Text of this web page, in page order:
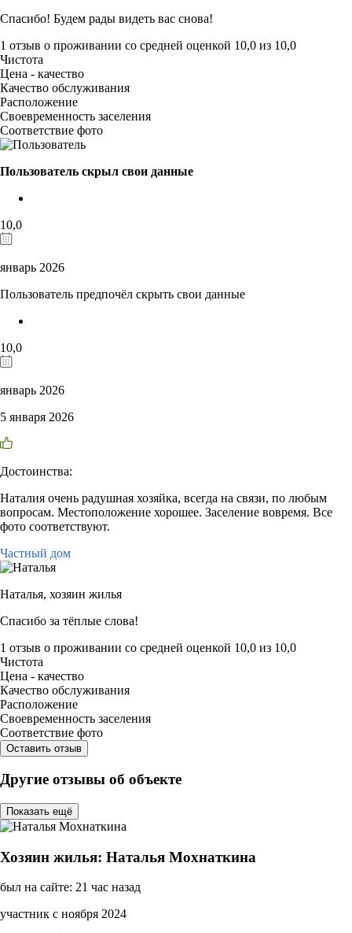
Спасибо! Будем рады видеть вас снова!
1 отзыв о проживании со средней оценкой 10,0 из 10,0
Чистота
Цена - качество
Качество обслуживания
Расположение
Своевременность заселения
Соответствие фото
Пользователь скрыл свои данные
10,0
январь 2026
Пользователь предпочёл скрыть свои данные
10,0
январь 2026
5 января 2026
Достоинства:
Наталия очень радушная хозяйка, всегда на связи, по любым
вопросам. Местоположение хорошее. Заселение вовремя. Все
фото соответствуют.
Частный дом
Наталья, хозяин жилья
Спасибо за тёплые слова!
1 отзыв о проживании со средней оценкой 10,0 из 10,0
Чистота
Цена - качество
Качество обслуживания
Расположение
Своевременность заселения
Соответствие фото
Оставить отзыв
Другие отзывы об объекте
Показать ещё
Хозяин жилья: Наталья Мохнаткина
был на сайте: 21 час назад
участник с ноября 2024